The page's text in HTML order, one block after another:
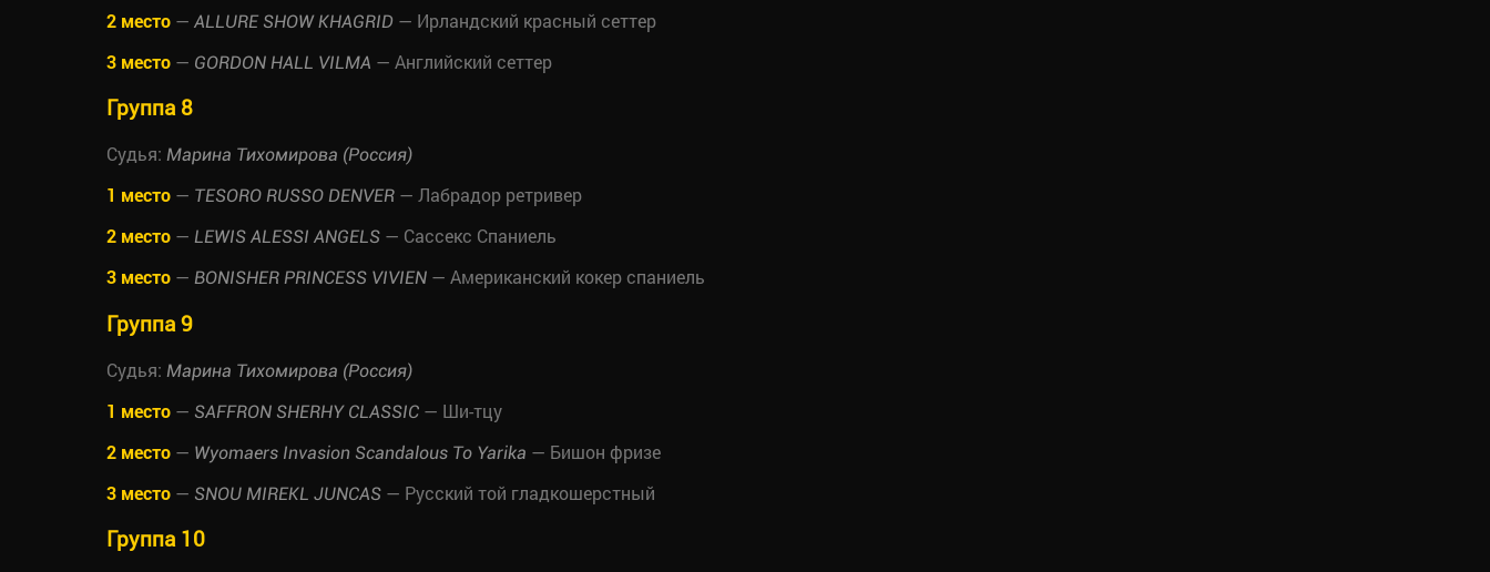
2 место — ALLURE SHOW KHAGRID — Ирландский красный сеттер
3 место — GORDON HALL VILMA — Английский сеттер
Группа 8
Судья: Марина Тихомирова (Россия)
1 место — TESORO RUSSO DENVER — Лабрадор ретривер
2 место — LEWIS ALESSI ANGELS — Сассекс Спаниель
3 место — BONISHER PRINCESS VIVIEN — Американский кокер спаниель
Группа 9
Судья: Марина Тихомирова (Россия)
1 место — SAFFRON SHERHY CLASSIC — Ши-тцу
2 место — Wyomaers Invasion Scandalous To Yarika — Бишон фризе
3 место — SNOU MIREKL JUNCAS — Русский той гладкошерстный
Группа 10